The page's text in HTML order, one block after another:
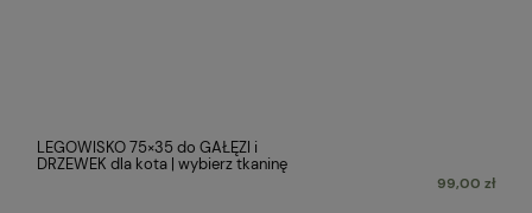
LEGOWISKO 75×35 do GAŁĘZI i
DRZEWEK dla kota | wybierz tkaninę
99,00 zł